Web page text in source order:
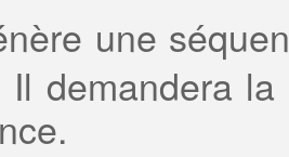
une
Il demandera